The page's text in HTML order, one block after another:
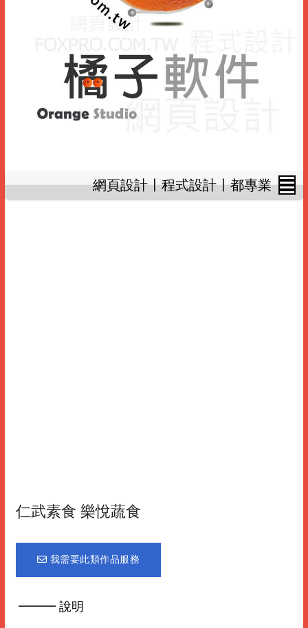
網頁設計〡程式設計〡都專業
仁武素食 樂悅蔬食
我需要此類作品服務
━━━ 說明